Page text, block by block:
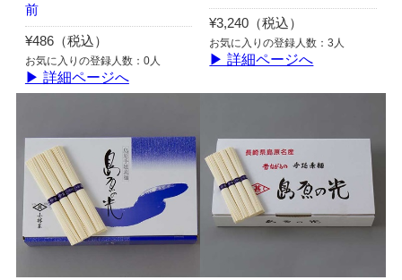
前
¥486（税込）
お気に入りの登録人数：0人
▶ 詳細ページへ
¥3,240（税込）
お気に入りの登録人数：3人
▶ 詳細ページへ